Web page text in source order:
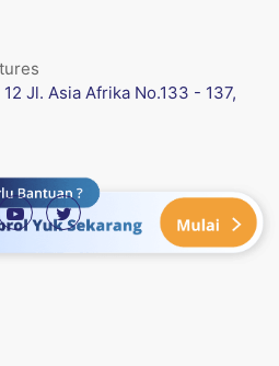
Jl. Asia Afrika No.133 - 137,